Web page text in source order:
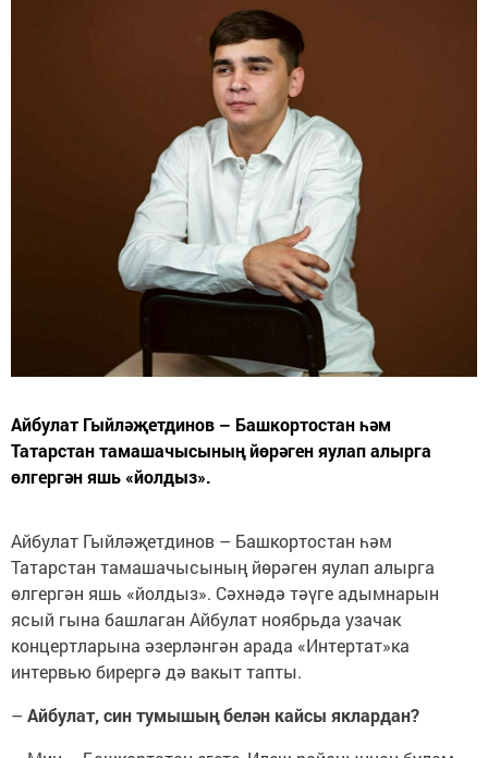
Айбулат Гыйләҗетдинов – Башкортостан һәм
Татарстан тамашачысының йөрәген яулап алырга
өлгергән яшь «йолдыз».
Айбулат Гыйләҗетдинов – Башкортостан һәм
Татарстан тамашачысының йөрәген яулап алырга
өлгергән яшь «йолдыз». Сәхнәдә тәүге адымнарын
ясый гына башлаган Айбулат ноябрьда узачак
концертларына әзерләнгән арада «Интертат»ка
интервью бирергә дә вакыт тапты.
– Айбулат, син тумышың белән кайсы яклардан?